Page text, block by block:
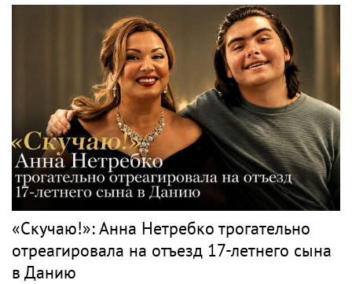
«Скучаю!»: Анна Нетребко трогательно
отреагировала на отъезд 17-летнего сына
в Данию